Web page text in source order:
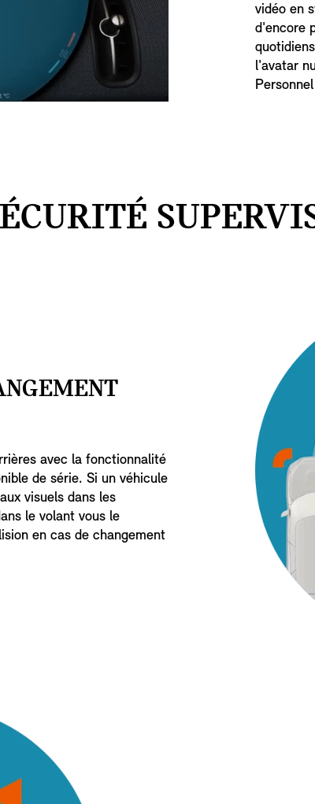
vidéo en
d'encore
l'avatar
avec la fonctionnalité
de série. Si un véhicule
visuels dans les
le volant vous le
en cas de changement